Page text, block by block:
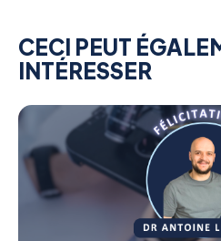
CECI PEUT
INTÉRESSER